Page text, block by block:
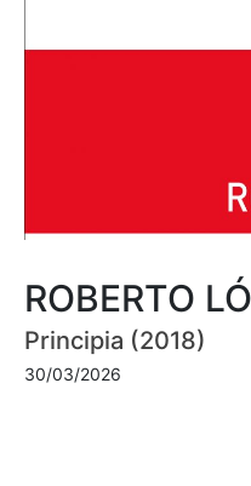
ROBERTO
Principia (2018)
30/03/2026